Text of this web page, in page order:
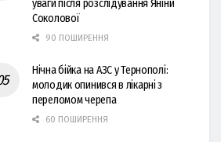
уваги після розслідування Яніни
Соколової
90 ПОШИРЕННЯ
Нічна бійка на АЗС у Тернополі:
молодик опинився в лікарні з
переломом черепа
60 ПОШИРЕННЯ